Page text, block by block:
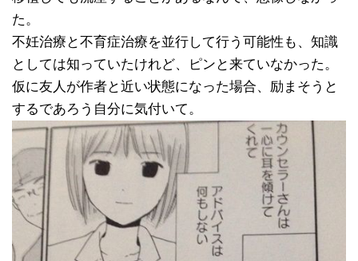
た。
不妊治療と不育症治療を並行して行う可能性も、知識
としては知っていたけれど、ピンと来ていなかった。
仮に友人が作者と近い状態になった場合、励まそうと
するであろう自分に気付いて。